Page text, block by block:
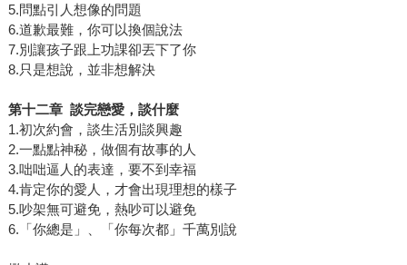
5.問點引人想像的問題
6.道歉最難，你可以換個說法
7.別讓孩子跟上功課卻丟下了你
8.只是想說，並非想解決
第十二章 談完戀愛，談什麼
1.初次約會，談生活別談興趣
2.一點點神秘，做個有故事的人
3.咄咄逼人的表達，要不到幸福
4.肯定你的愛人，才會出現理想的樣子
5.吵架無可避免，熱吵可以避免
6.「你總是」、「你每次都」千萬別說